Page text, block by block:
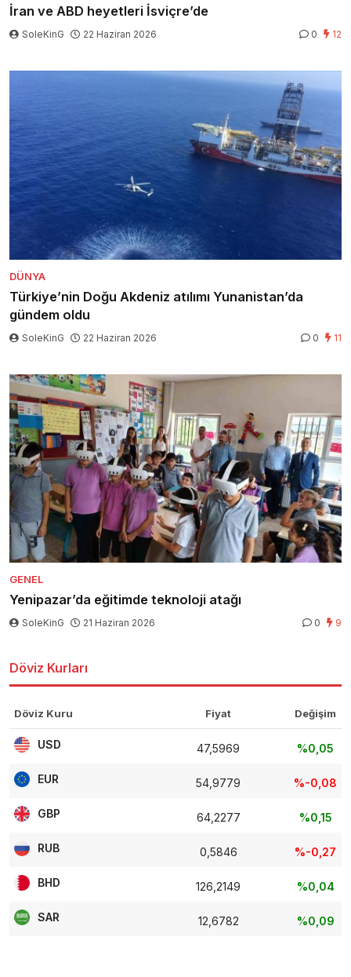
İran ve ABD heyetleri İsviçre’de
SoleKinG 22 Haziran 2026 0 12
DÜNYA
Türkiye’nin Doğu Akdeniz atılımı Yunanistan’da
gündem oldu
SoleKinG 22 Haziran 2026 0 11
GENEL
Yenipazar’da eğitimde teknoloji atağı
SoleKinG 21 Haziran 2026 0 9
Döviz Kurları
Döviz Kuru Fiyat Değişim
USD 47,5969 %0,05
EUR 54,9779 %-0,08
GBP 64,2277 %0,15
RUB 0,5846 %-0,27
BHD 126,2149 %0,04
SAR 12,6782 %0,09